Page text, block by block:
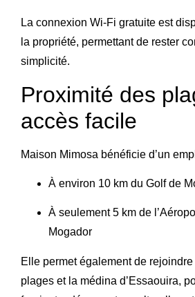
La connexion Wi-Fi gratuite est
la propriété, permettant de rester
simplicité.
Proximité des
accès facile
Maison Mimosa bénéficie d’un
À environ 10 km du Golf de
À seulement 5 km de l’
Mogador
Elle permet également de
plages et la médina d’Essaouira,